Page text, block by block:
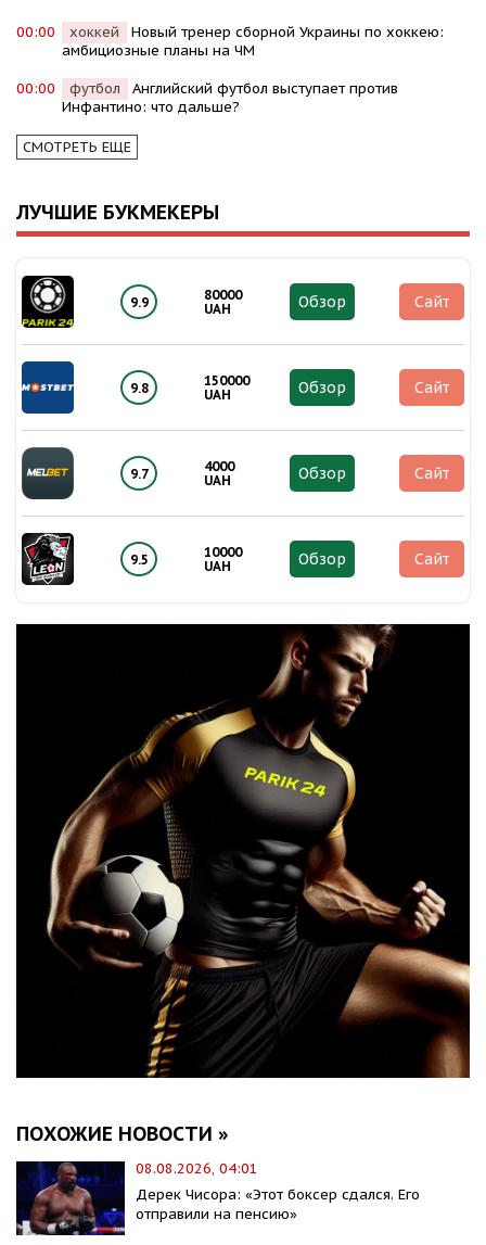
00:00 хоккей
Новый тренер сборной Украины по хоккею:
амбициозные планы на ЧМ
00:00 футбол
Английский футбол выступает против
Инфантино: что дальше?
СМОТРЕТЬ ЕЩЕ
ЛУЧШИЕ БУКМЕКЕРЫ
9.9
80000
UAH
Обзор Сайт
9.8
150000
UAH
Обзор Сайт
9.7
4000
UAH
Обзор Сайт
9.5
10000
UAH
Обзор Сайт
ПОХОЖИЕ НОВОСТИ »
08.08.2026, 04:01
Дерек Чисора: «Этот боксер сдался. Его
отправили на пенсию»